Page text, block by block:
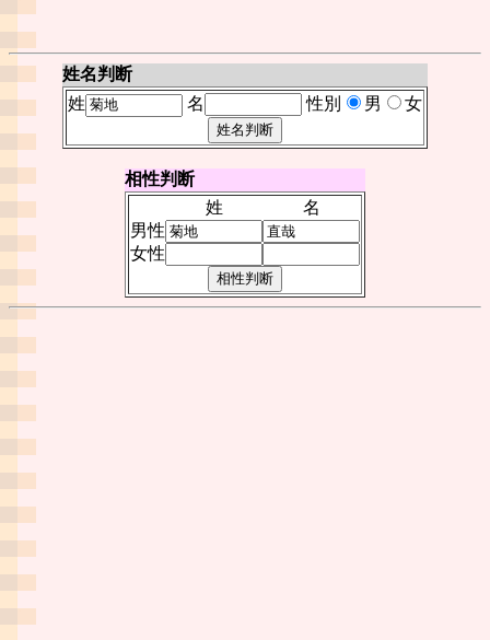
姓名判断
姓
名 性別 男 女
相性判断
姓
名
男性
女性